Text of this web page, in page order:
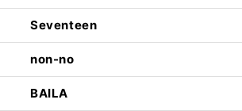
Seventeen
non-no
BAILA